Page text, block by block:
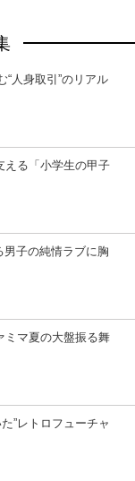
“人身取引”のリアル
える「小学生の甲子
子の純情ラブに胸
ミマ夏の大盤振る舞
”レトロフューチャ